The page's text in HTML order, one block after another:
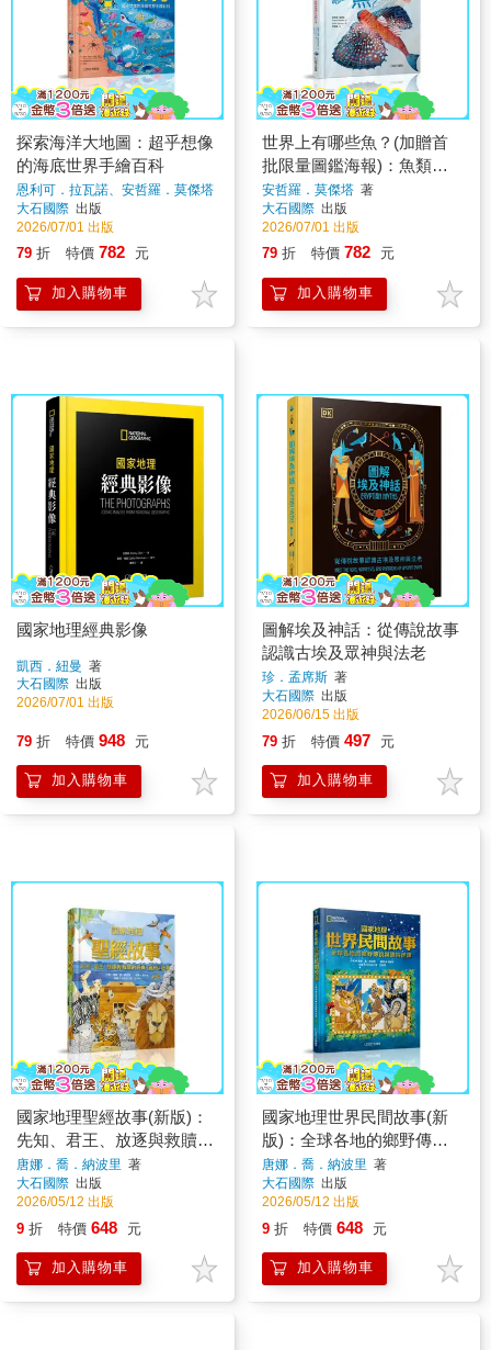
探索海洋大地圖：超乎想像
的海底世界手繪百科
恩利可．拉瓦諾、安哲羅．莫傑塔
著
大石國際 出版
2026/07/01 出版
79 折 特價 782 元
加入購物車
世界上有哪些魚？(加贈首
批限量圖鑑海報)：魚類、
海洋動物與牠們生活的大海
安哲羅．莫傑塔 著
大石國際 出版
2026/07/01 出版
79 折 特價 782 元
加入購物車
國家地理經典影像
凱西．紐曼 著
大石國際 出版
2026/07/01 出版
79 折 特價 948 元
加入購物車
圖解埃及神話：從傳說故事
認識古埃及眾神與法老
珍．孟席斯 著
大石國際 出版
2026/06/15 出版
79 折 特價 497 元
加入購物車
國家地理聖經故事(新版)：
先知、君王、放逐與救贖的
經典《舊約》故事
唐娜．喬．納波里 著
大石國際 出版
2026/05/12 出版
9 折 特價 648 元
加入購物車
國家地理世界民間故事(新
版)：全球各地的鄉野傳說
與通俗怪譚
唐娜．喬．納波里 著
大石國際 出版
2026/05/12 出版
9 折 特價 648 元
加入購物車